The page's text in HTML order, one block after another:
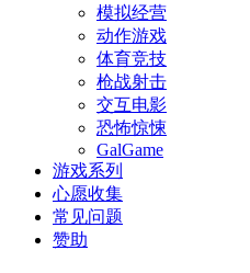
模拟经营
动作游戏
体育竞技
枪战射击
交互电影
恐怖惊悚
GalGame
游戏系列
心愿收集
常见问题
赞助